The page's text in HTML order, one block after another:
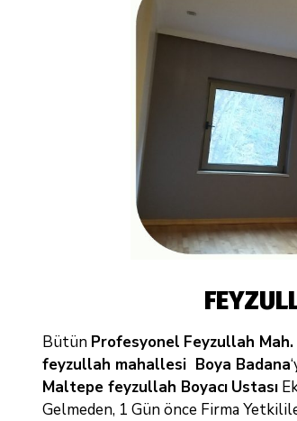
Bütün Profesyonel Feyzullah
feyzullah mahallesi Boya Badana
Maltepe feyzullah Boyacı Ustası
Gelmeden, 1 Gün önce Firma